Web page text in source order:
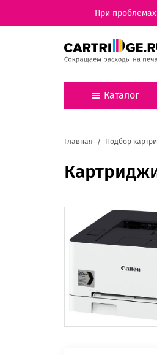
При
Каталог
Главная Подбор